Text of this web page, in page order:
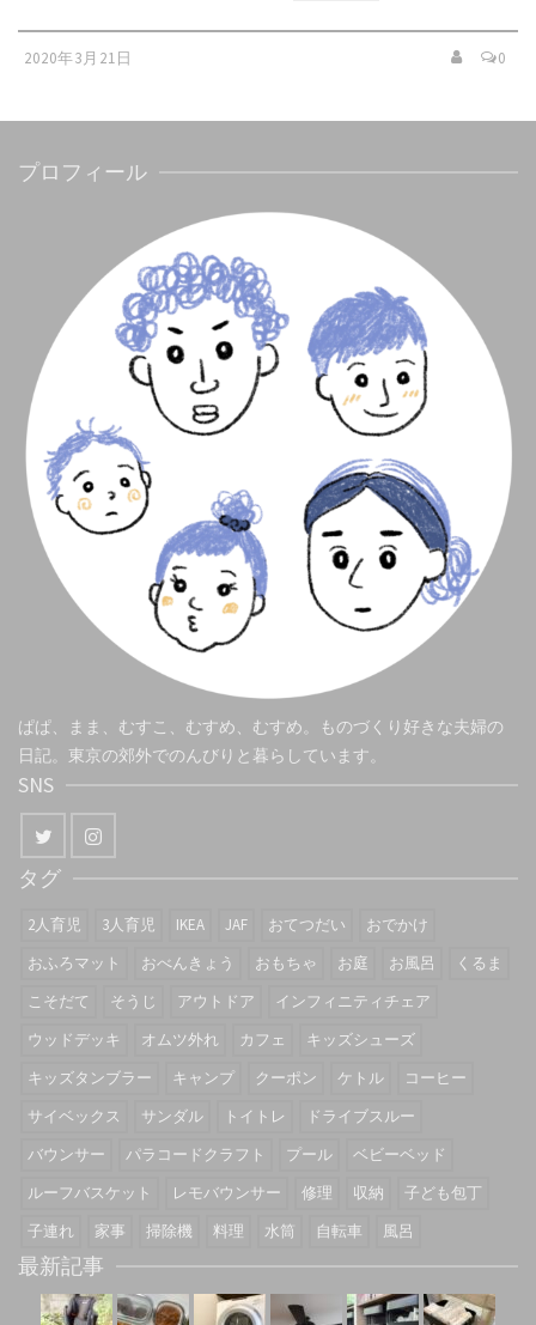
2020年3月21日 0
プロフィール
ぱぱ、まま、むすこ、むすめ、むすめ。ものづくり好きな夫婦の
日記。東京の郊外でのんびりと暮らしています。
SNS
タグ
2人育児 3人育児 IKEA JAF おてつだい
おでかけ
おふろマット
おべんきょう おもちゃ お庭 お風呂
くるま
こそだて
そうじ アウトドア
インフィニティチェア
ウッドデッキ
オムツ外れ カフェ
キッズシューズ
キッズタンブラー
キャンプ クーポン ケトル
コーヒー
サイベックス
サンダル トイトレ
ドライブスルー
バウンサー
パラコードクラフト プール
ベビーベッド
ルーフバスケット
レモバウンサー 修理 収納
子ども包丁
子連れ
家事 掃除機 料理 水筒 自転車 風呂
最新記事